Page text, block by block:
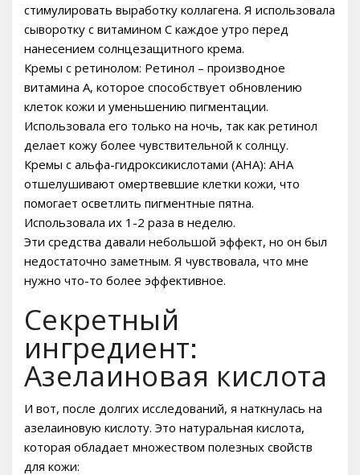
стимулировать выработку коллагена. Я использовала
сыворотку с витамином C каждое утро перед
нанесением солнцезащитного крема.
Кремы с ретинолом: Ретинол – производное
витамина A, которое способствует обновлению
клеток кожи и уменьшению пигментации.
Использовала его только на ночь, так как ретинол
делает кожу более чувствительной к солнцу.
Кремы с альфа-гидроксикислотами (AHA): AHA
отшелушивают омертвевшие клетки кожи, что
помогает осветлить пигментные пятна.
Использовала их 1-2 раза в неделю.
Эти средства давали небольшой эффект, но он был
недостаточно заметным. Я чувствовала, что мне
нужно что-то более эффективное.
Секретный
ингредиент:
Азелаиновая кислота
И вот, после долгих исследований, я наткнулась на
азелаиновую кислоту. Это натуральная кислота,
которая обладает множеством полезных свойств
для кожи: